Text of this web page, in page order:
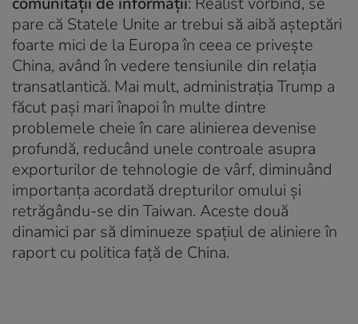
pare că Statele Unite ar trebui să aibă așteptări
foarte mici de la Europa în ceea ce privește
China, având în vedere tensiunile din relația
transatlantică. Mai mult, administrația Trump a
făcut pași mari înapoi în multe dintre
problemele cheie în care alinierea devenise
profundă, reducând unele controale asupra
exporturilor de tehnologie de vârf, diminuând
importanța acordată drepturilor omului și
retrăgându-se din Taiwan. Aceste două
dinamici par să diminueze spațiul de aliniere în
raport cu politica față de China.